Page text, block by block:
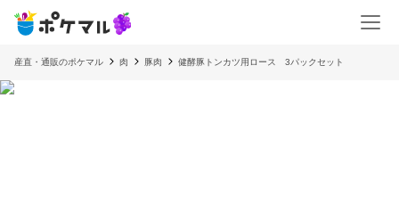
産直・通販のポケマル 肉 豚肉 健酵豚トンカツ用ロース 3パックセット